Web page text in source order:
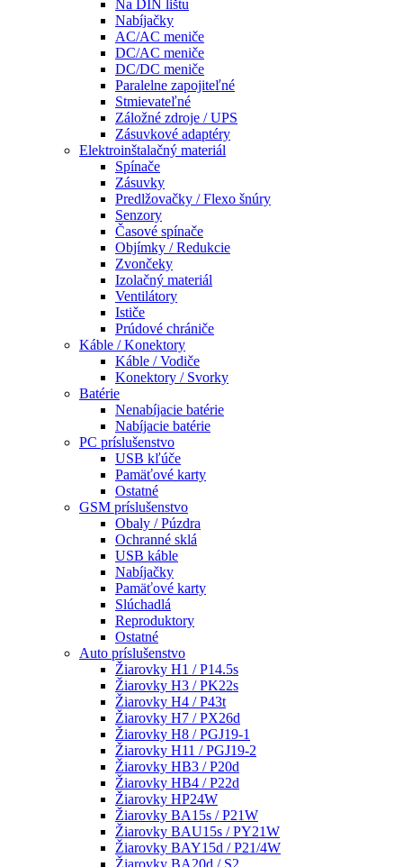
Na DIN lištu
Nabíjačky
AC/AC meniče
DC/AC meniče
DC/DC meniče
Paralelne zapojiteľné
Stmievateľné
Záložné zdroje / UPS
Zásuvkové adaptéry
Elektroinštalačný materiál
Spínače
Zásuvky
Predlžovačky / Flexo šnúry
Senzory
Časové spínače
Objímky / Redukcie
Zvončeky
Izolačný materiál
Ventilátory
Ističe
Prúdové chrániče
Káble / Konektory
Káble / Vodiče
Konektory / Svorky
Batérie
Nenabíjacie batérie
Nabíjacie batérie
PC príslušenstvo
USB kľúče
Pamäťové karty
Ostatné
GSM príslušenstvo
Obaly / Púzdra
Ochranné sklá
USB káble
Nabíjačky
Pamäťové karty
Slúchadlá
Reproduktory
Ostatné
Auto príslušenstvo
Žiarovky H1 / P14.5s
Žiarovky H3 / PK22s
Žiarovky H4 / P43t
Žiarovky H7 / PX26d
Žiarovky H8 / PGJ19-1
Žiarovky H11 / PGJ19-2
Žiarovky HB3 / P20d
Žiarovky HB4 / P22d
Žiarovky HP24W
Žiarovky BA15s / P21W
Žiarovky BAU15s / PY21W
Žiarovky BAY15d / P21/4W
Žiarovky BA20d / S2